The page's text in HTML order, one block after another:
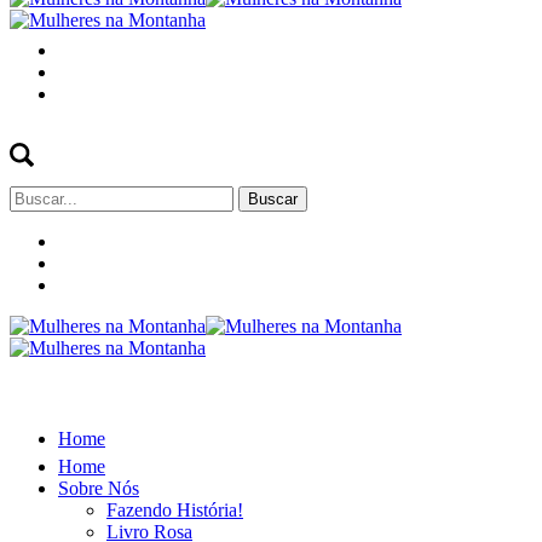
Buscar
por:
Home
Home
Sobre Nós
Fazendo História!
Livro Rosa